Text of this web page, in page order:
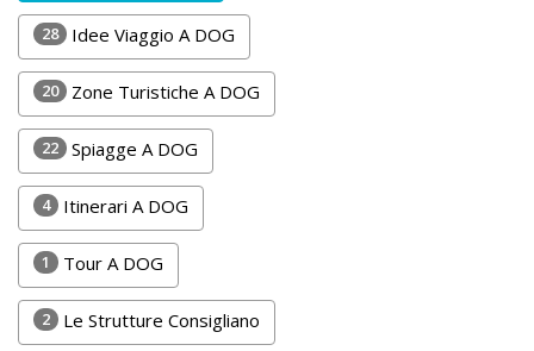
Inserisci
Attività
Accedi
Registrati
28 Idee Viaggio A DOG
20 Zone Turistiche A DOG
22 Spiagge A DOG
4 Itinerari A DOG
1 Tour A DOG
2 Le Strutture Consigliano